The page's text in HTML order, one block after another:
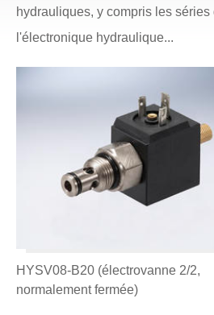
hydrauliques, y compris les
l'électronique hydraulique...
HYSV08-B20 (électrovanne 2/2,
normalement fermée)